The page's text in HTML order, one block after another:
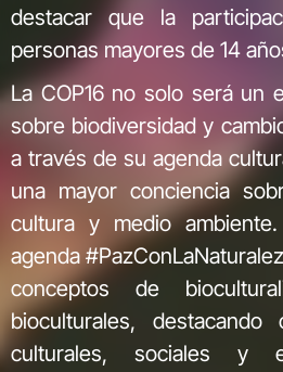
destacar que la
personas mayores de 14
La COP16 no solo será un
sobre biodiversidad y
a través de su agenda
una mayor conciencia
cultura y medio
agenda
conceptos de
bioculturales,
culturales, sociales y